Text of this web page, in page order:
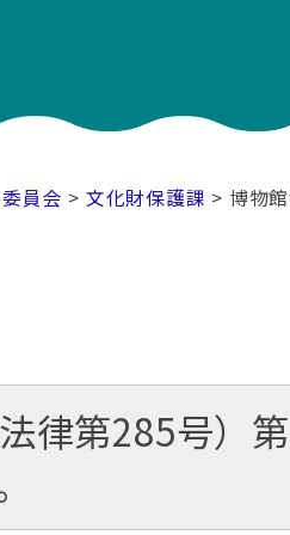
員会 > 文化財保護課 > 博物
律第285号）